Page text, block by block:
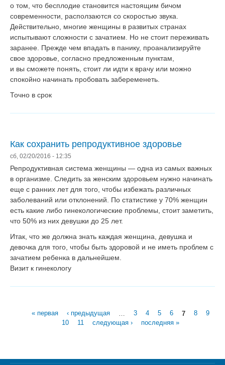
о том, что бесплодие становится настоящим бичом
современности, расползаются со скоростью звука.
Действительно, многие женщины в развитых странах
испытывают сложности с зачатием. Но не стоит переживать
заранее. Прежде чем впадать в панику, проанализируйте
свое здоровье, согласно предложенным пунктам,
и вы сможете понять, стоит ли идти к врачу или можно
спокойно начинать пробовать забеременеть.
Точно в срок
Как сохранить репродуктивное здоровье
сб, 02/20/2016 - 12:35
Репродуктивная система женщины — одна из самых важных
в организме. Следить за женским здоровьем нужно начинать
еще с ранних лет для того, чтобы избежать различных
заболеваний или отклонений. По статистике у 70% женщин
есть какие либо гинекологические проблемы, стоит заметить,
что 50% из них девушки до 25 лет.
Итак, что же должна знать каждая женщина, девушка и
девочка для того, чтобы быть здоровой и не иметь проблем с
зачатием ребенка в дальнейшем.
Визит к гинекологу
Страницы
« первая ‹ предыдущая 3 4 5 6 7 8
9
10
11 следующая › последняя »